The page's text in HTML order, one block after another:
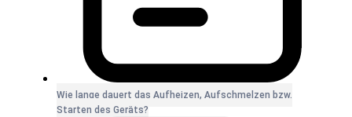
Wie lange dauert das Aufheizen, Aufschmelzen bzw.
Starten des Geräts?